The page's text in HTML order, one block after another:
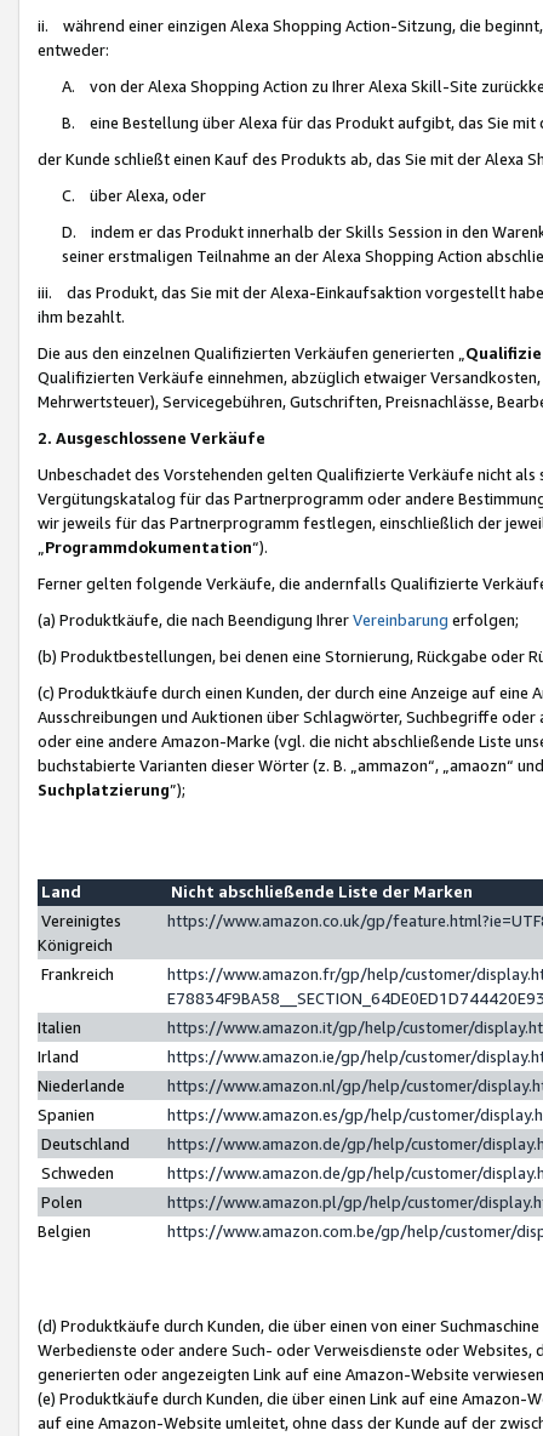
ii. während einer einzigen Alexa Shopping Action-Sitzung, die
entweder:
A. von der Alexa Shopping Action zu Ihrer Alexa Skill-Site
B. eine Bestellung über Alexa für das Produkt aufgibt, das Sie mit
der Kunde schließt einen Kauf des Produkts ab, das Sie mit der Alexa
C. über Alexa, oder
D. indem er das Produkt innerhalb der Skills Session in den
seiner erstmaligen Teilnahme an der Alexa Shopping Action
iii. das Produkt, das Sie mit der Alexa-Einkaufsaktion vorgestellt
ihm bezahlt.
Die aus den einzelnen Qualifizierten Verkäufen generierten „
Qualifizierten Verkäufe einnehmen, abzüglich etwaiger
Mehrwertsteuer), Servicegebühren, Gutschriften, Preisnachlässe,
2. Ausgeschlossene Verkäufe
Unbeschadet des Vorstehenden gelten Qualifizierte Verkäufe nicht
Vergütungskatalog für das Partnerprogramm oder andere
wir jeweils für das Partnerprogramm festlegen, einschließlich der
Programmdokumentation“).
Ferner gelten folgende Verkäufe, die andernfalls Qualifizierte
(a) Produktkäufe, die nach Beendigung IhrerVereinbarung erfolgen;
(b) Produktbestellungen, bei denen eine Stornierung, Rückgabe oder
(c) Produktkäufe durch einen Kunden, der durch eine Anzeige auf
Ausschreibungen und Auktionen über Schlagwörter, Suchbegriffe
oder eine andere Amazon-Marke (vgl. die nicht abschließende Liste
buchstabierte Varianten dieser Wörter (z. B. „ammazon“, „amaozn“
Suchplatzierung”);
Land
Nicht abschließende Liste der Marken
Vereinigtes
Königreich
https://www.amazon.co.uk/gp/
Frankreich
https://www.amazon.fr/gp/help/customer/
Italien
https://www.amazon.it/gp/help/customer/
Irland
https://www.amazon.ie/gp/help/customer/
Niederlande
https://www.amazon.nl/gp/help/customer/
Spanien
https://www.amazon.es/gp/help/customer/
Deutschland
https://www.amazon.de/gp/help/customer/
Schweden
https://www.amazon.de/gp/help/customer/
Polen
https://www.amazon.pl/gp/help/customer/
Belgien
https://www.amazon.com.be/gp/help/customer/
(d) Produktkäufe durch Kunden, die über einen von einer
Werbedienste oder andere Such- oder Verweisdienste oder Websites,
generierten oder angezeigten Link auf eine Amazon-Website
(e) Produktkäufe durch Kunden, die über einen Link auf eine
auf eine Amazon-Website umleitet, ohne dass der Kunde auf der